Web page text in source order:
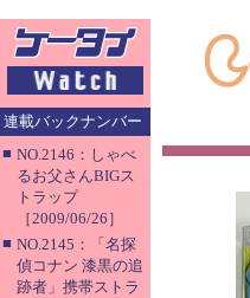
連載バックナンバー
■ NO.2146：しゃべ
るお父さんBIGス
トラップ
［2009/06/26］
■ NO.2145：「名探
偵コナン 漆黒の追
跡者」携帯ストラ